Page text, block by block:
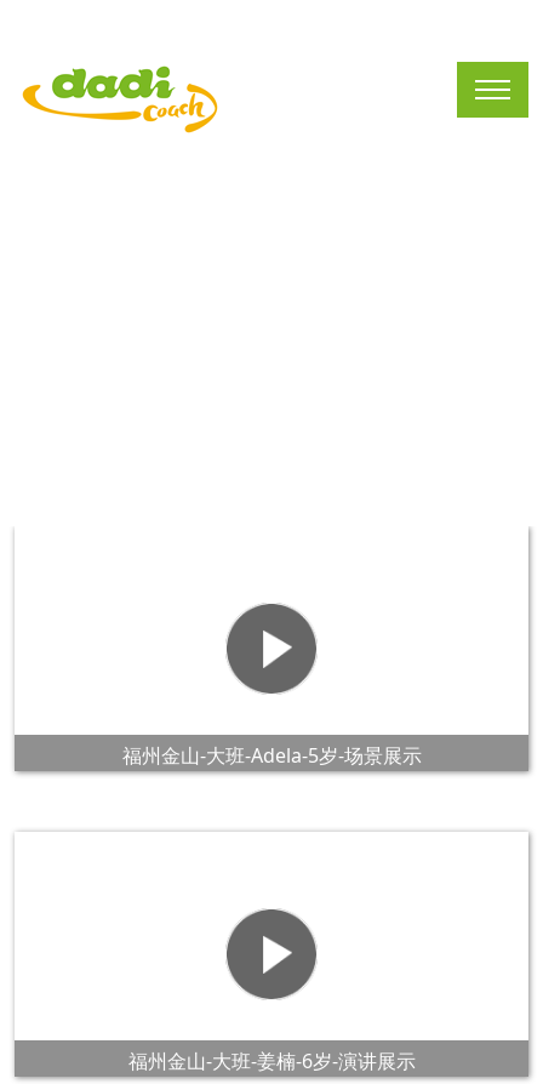
福州金山-大班-Adela-5岁-场景展示
福州金山-大班-姜楠-6岁-演讲展示